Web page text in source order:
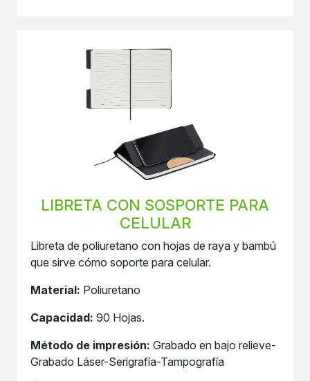
LIBRETA CON SOSPORTE PARA
CELULAR
Libreta de poliuretano con hojas de raya y bambú
que sirve cómo soporte para celular.
Material: Poliuretano
Capacidad: 90 Hojas.
Método de impresión: Grabado en bajo relieve-
Grabado Láser-Serigrafía-Tampografía